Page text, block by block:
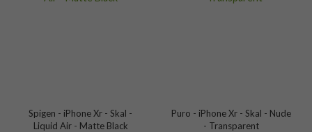
Spigen - iPhone Xr - Skal -
Liquid Air - Matte Black
Puro - iPhone Xr - Skal - Nude
- Transparent